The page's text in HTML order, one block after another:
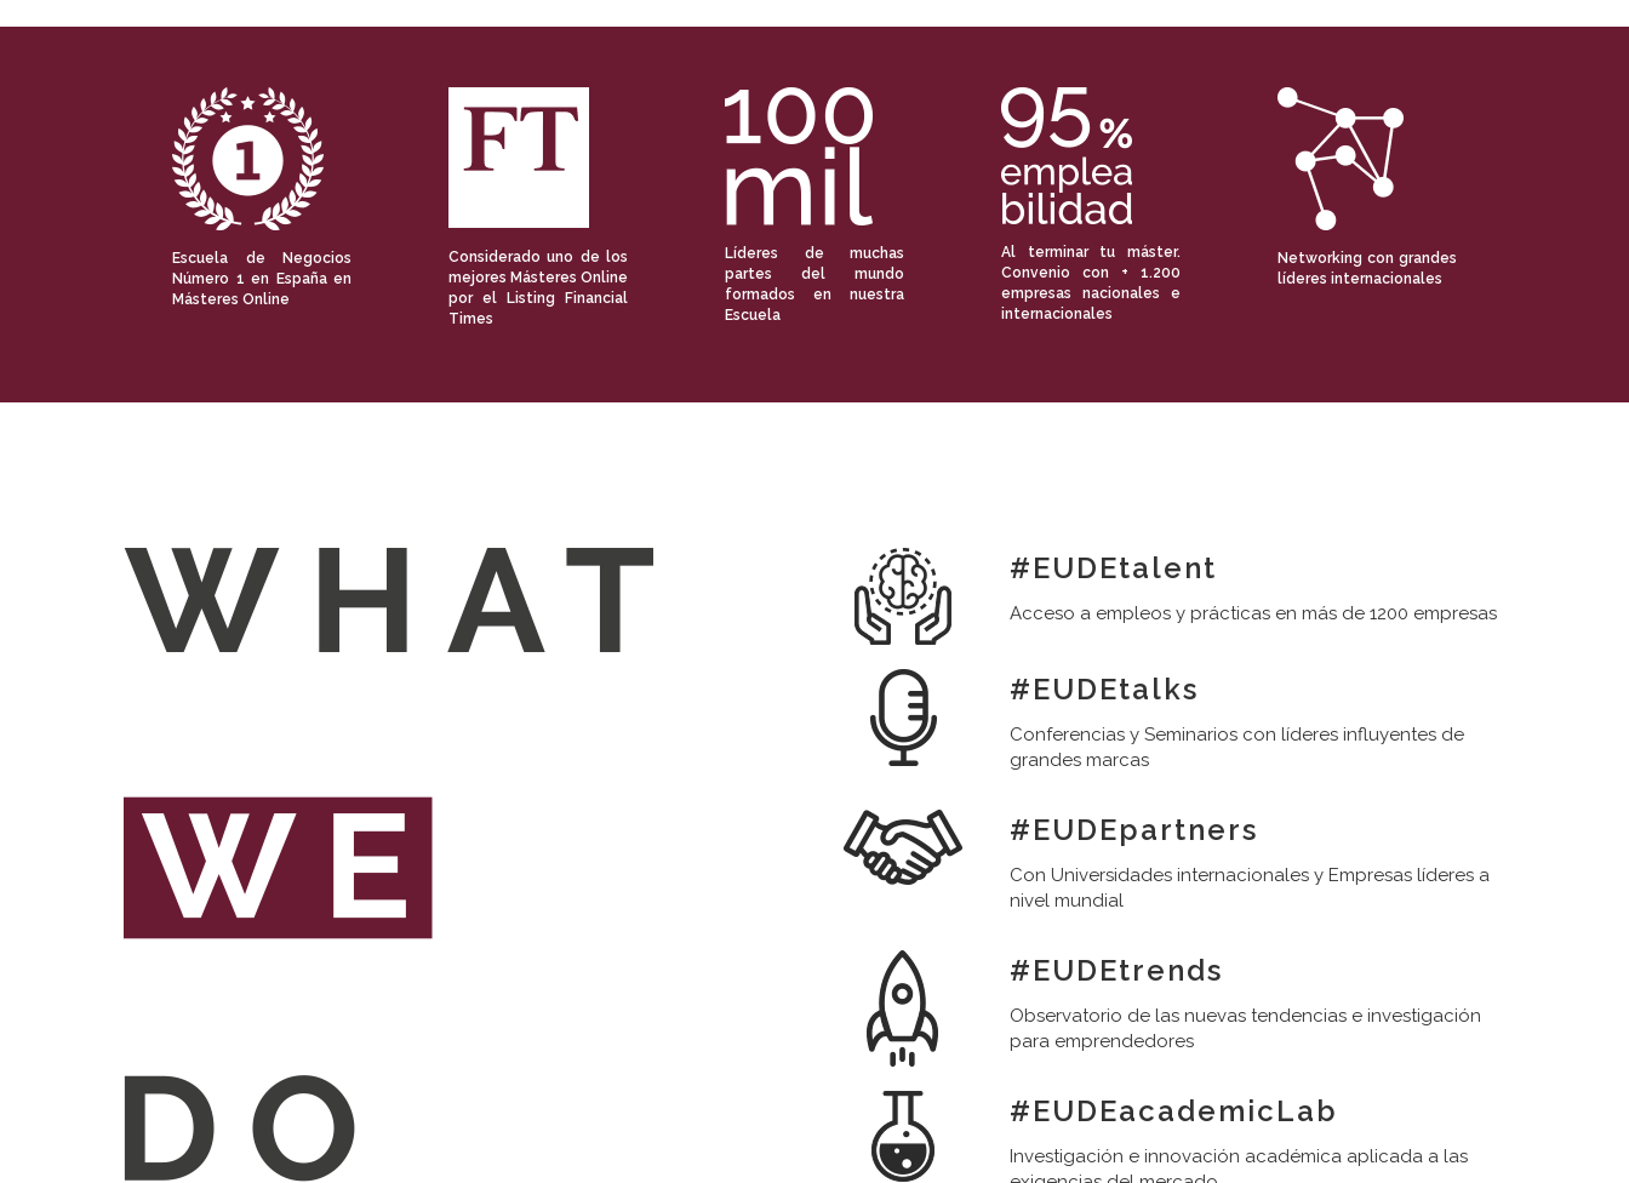
Escuela de Negocios
Número 1 en España en
Másteres Online
Considerado uno de los
mejores Másteres Online
por el Listing Financial
Times
Líderes de muchas
partes del mundo
formados en nuestra
Escuela
Al terminar tu máster.
Convenio con + 1.200
empresas nacionales e
internacionales
Networking con grandes
líderes internacionales
#EUDEtalent
Acceso a empleos y prácticas en más de 1200 empresas
#EUDEtalks
Conferencias y Seminarios con líderes influyentes de
grandes marcas
#EUDEpartners
Con Universidades internacionales y Empresas líderes a
nivel mundial
#EUDEtrends
Observatorio de las nuevas tendencias e investigación
para emprendedores
#EUDEacademicLab
Investigación e innovación académica aplicada a las